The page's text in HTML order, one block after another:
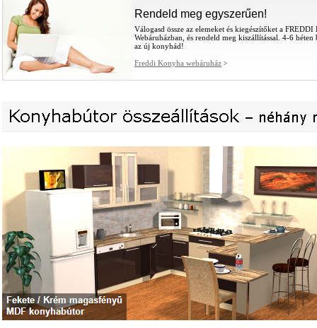
Rendeld meg egyszerűen!
Válogasd össze az elemeket és kiegészítőket a FREDDI
Webáruházban, és rendeld meg kiszállítással. 4-6 héten
az új konyhád!
Freddi Konyha webáruház >